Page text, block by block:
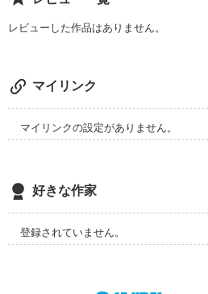
あなたは覚えてるかな？
二人ですごした
あのいくつもの夜を……
レビューした作品はありません。
マイリンク
マイリンクの設定がありません。
好きな作家
登録されていません。